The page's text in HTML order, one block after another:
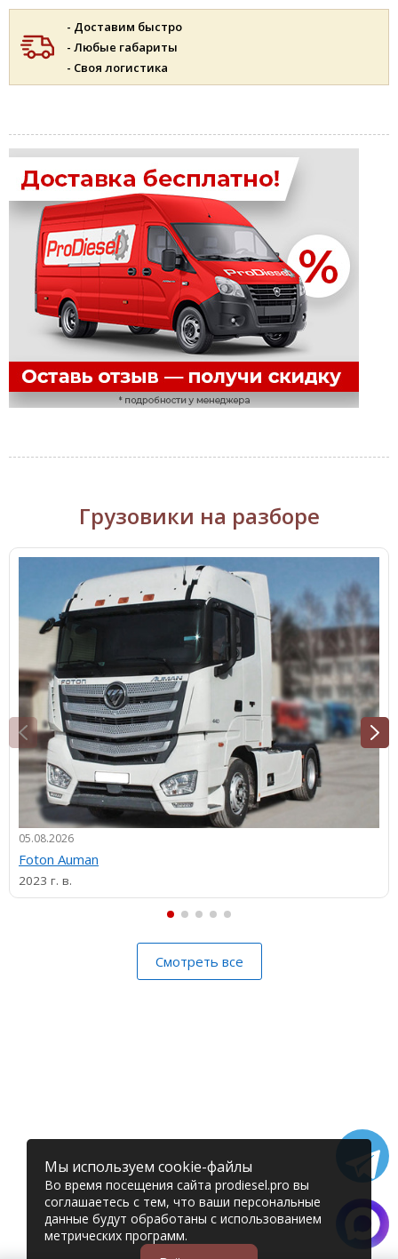
- Доставим быстро
- Любые габариты
- Своя логистика
Грузовики на разборе
05.08.2026
Foton Auman
2023 г. в.
Смотреть все
Мы используем cookie-файлы
Во время посещения сайта prodiesel.pro вы
соглашаетесь с тем, что ваши персональные
данные будут обработаны с использованием
метрических программ.